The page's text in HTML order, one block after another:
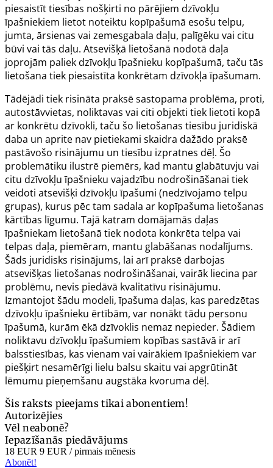
piesaistīt tiesības nošķirti no pārējiem dzīvokļu
īpašniekiem lietot noteiktu kopīpašumā esošu telpu,
jumta, ārsienas vai zemesgabala daļu, palīgēku vai citu
būvi vai tās daļu. Atsevišķā lietošanā nodotā daļa
joprojām paliek dzīvokļu īpašnieku kopīpašumā, taču tās
lietošana tiek piesaistīta konkrētam dzīvokļa īpašumam.
Tādējādi tiek risināta praksē sastopama problēma, proti,
autostāvvietas, noliktavas vai citi objekti tiek lietoti kopā
ar konkrētu dzīvokli, taču šo lietošanas tiesību juridiskā
daba un aprite nav pietiekami skaidra dažādo praksē
pastāvošo risinājumu un tiesību izpratnes dēļ. Šo
problemātiku ilustrē piemērs, kad mantu glabātuvju vai
citu dzīvokļu īpašnieku vajadzību nodrošināšanai tiek
veidoti atsevišķi dzīvokļu īpašumi (nedzīvojamo telpu
grupas), kurus pēc tam sadala ar kopīpašuma lietošanas
kārtības līgumu. Tajā katram domājamās daļas
īpašniekam lietošanā tiek nodota konkrēta telpa vai
telpas daļa, piemēram, mantu glabāšanas nodalījums.
Šāds juridisks risinājums, lai arī praksē darbojas
atsevišķas lietošanas nodrošināšanai, vairāk liecina par
problēmu, nevis piedāvā kvalitatīvu risinājumu.
Izmantojot šādu modeli, īpašuma daļas, kas paredzētas
dzīvokļu īpašnieku ērtībām, var nonākt tādu personu
īpašumā, kurām ēkā dzīvoklis nemaz nepieder. Šādiem
noliktavu dzīvokļu īpašumiem kopības sastāvā ir arī
balsstiesības, kas vienam vai vairākiem īpašniekiem var
piešķirt nesamērīgi lielu balsu skaitu vai apgrūtināt
lēmumu pieņemšanu augstāka kvoruma dēļ.
Šis raksts pieejams tikai abonentiem!
Autorizējies
Vēl neabonē?
Iepazīšanās piedāvājums
18 EUR 9 EUR / pirmais mēnesis
Abonēt!